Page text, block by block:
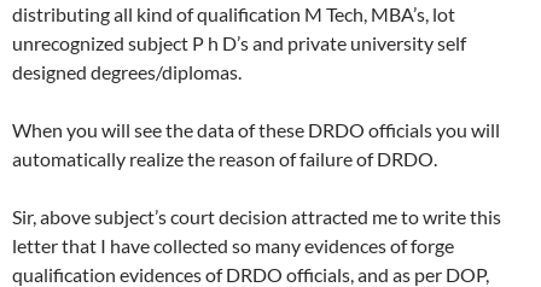
distributing all kind of qualification M Tech, MBA’s, lot
unrecognized subject P h D’s and private university self
designed degrees/diplomas.
When you will see the data of these DRDO officials you will
automatically realize the reason of failure of DRDO.
Sir, above subject’s court decision attracted me to write this
letter that I have collected so many evidences of forge
qualification evidences of DRDO officials, and as per DOP,